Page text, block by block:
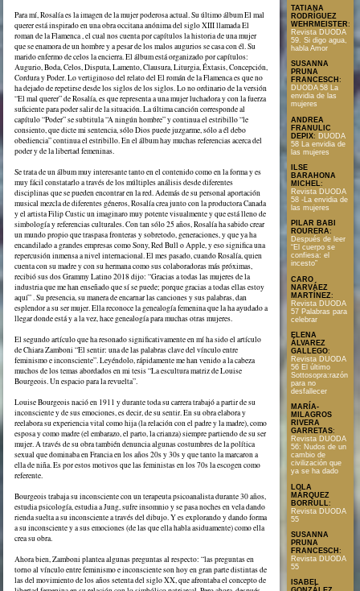
Para mí, Rosalía es la imagen de la mujer poderosa actual. Su último álbum El mal
querer está inspirado en una obra occitana anónima del siglo XIII llamada El
roman de la Flamenca , el cual nos cuenta por capítulos la historia de una mujer
que se enamora de un hombre y a pesar de los malos augurios se casa con él. Su
marido enfermo de celos la encierra. El álbum está organizado por capítulos:
Augurio, Boda, Celos, Disputa, Lamento, Clausura, Liturgia, Éxtasis, Concepción,
Cordura y Poder. Lo vertiginoso del relato del El román de la Flamenca es que no
ha dejado de repetirse desde los siglos de los siglos. Lo no ordinario de la versión
“El mal querer” de Rosalía, es que representa a una mujer luchadora y con la fuerza
suficiente para poder salir de la situación. La última canción corresponde al
capítulo “Poder” se subtitula “A ningún hombre” y continua el estribillo “le
consiento, que dicte mi sentencia, sólo Dios puede juzgarme, sólo a él debo
obediencia” continua el estribillo. En el álbum hay muchas referencias acerca del
poder y de la libertad femeninas.
Se trata de un álbum muy interesante tanto en el contenido como en la forma y es
muy fácil constatarlo a través de los múltiples análisis desde diferentes
disciplinas que se pueden encontrar en la red. Además de su personal aportación
musical mezcla de diferentes géneros, Rosalía crea junto con la productora Canada
y el artista Filip Custic un imaginaro muy potente visualmente y que está lleno de
simbología y referencias culturales. Con tan sólo 25 años, Rosalía ha sabido crear
un mundo propio que traspasa fronteras y sobretodo, generaciones, y que ya ha
encandilado a grandes empresas como Sony, Red Bull o Apple, y eso significa una
repercusión inmensa a nivel internacional. El mes pasado, cuando Rosalía, quien
cuenta con su madre y con su hermana como sus colaboradoras más próximas,
recibió sus dos Grammy Latino 2018 dijo: “Gracias a todas las mujeres de la
industria que me han enseñado que sí se puede; porque gracias a todas ellas estoy
aquí” . Su presencia, su manera de encarnar las canciones y sus palabras, dan
esplendor a su ser mujer. Ella reconoce la genealogía femenina que la ha ayudado a
llegar donde está y a la vez, hace genealogía para muchas otras mujeres.
El segundo artículo que ha resonado significativamente en mí ha sido el artículo
de Chiara Zamboni “El sentir: una de las palabras clave del vínculo entre
feminismo e inconsciente”. Leyéndolo, rápidamente me han venido a la cabeza
muchos de los temas abordados en mi tesis “La escultura matriz de Louise
Bourgeois. Un espacio para la revuelta”.
Louise Bourgeois nació en 1911 y durante toda su carrera trabajó a partir de su
inconsciente y de sus emociones, es decir, de su sentir. En su obra elabora y
reelabora su experiencia vital como hija (la relación con el padre y la madre), como
esposa y como madre (el embarazo, el parto, la crianza) siempre partiendo de su ser
mujer. A través de su obra también denuncia algunas costumbres de la política
sexual que dominaba en Francia en los años 20s y 30s y que tanto la marcaron a
ella de niña. Es por estos motivos que las feministas en los 70s la escogen como
referente.
Bourgeois trabaja su inconsciente con un terapeuta psicoanalista durante 30 años,
estudia psicología, estudia a Jung, sufre insomnio y se pasa noches en vela dando
rienda suelta a su inconsciente a través del dibujo. Y es explorando y dando forma
a su inconsciente y a sus emociones (de las que ella habla asiduamente) como ella
crea su obra.
Ahora bien, Zamboni plantea algunas preguntas al respecto: “las preguntas en
torno al vínculo entre feminismo e inconsciente son hoy en gran parte distintas de
las del movimiento de los años setenta del siglo XX, que afrontaba el concepto de
TATIANA
RODRÍGUEZ
WEHRMEISTER:
Revista DUODA
59. Si digo agua,
habla Amor
SUSANNA
PRUNA
FRANCESCH :
DUODA 58 La
envidia de las
mujeres
ANDREA
FRANULIC
DEPIX: DUODA
58 La envidia de
las mujeres
ILSE
BARAHONA
MICHEL:
Revista DUODA
58 -La envidia de
las mujeres
PILAR BABI
ROURERA:
Después de leer
“El cuerpo se
confiesa: el
incesto”
CARO
NARVÁEZ
MARTÍNEZ:
Revista DUODA
57 Palabras para
celebrar
ELENA
ÁLVAREZ
GALLEGO:
Revista DUODA
56 El último
Sottosopra:razón
para no
desfallecer
MARÍA-
MILAGROS
RIVERA
GARRETAS:
Revista DUODA
56: Nudos de un
cambio de
civilización que
ya se ha dado
LOLA
MÁRQUEZ
BORRULL :
Revista DUODA
55
SUSANNA
PRUNA
FRANCESCH :
Revista DUODA
55
ISABEL